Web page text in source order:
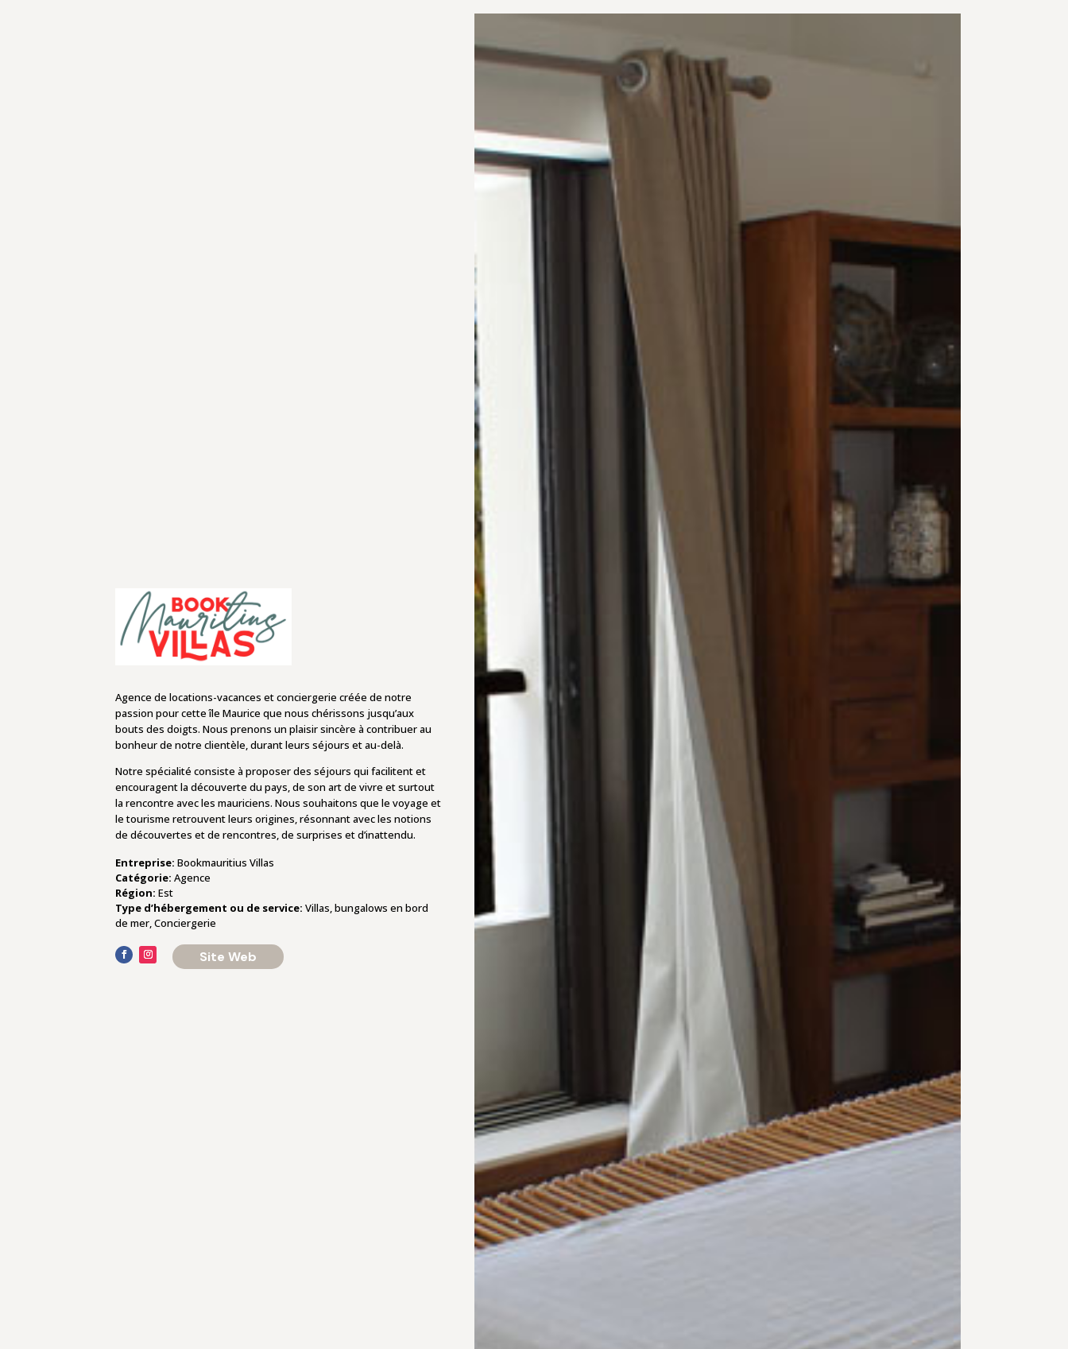
Agence de locations-vacances et conciergerie créée de notre
passion pour cette île Maurice que nous chérissons jusqu’aux
bouts des doigts. Nous prenons un plaisir sincère à contribuer au
bonheur de notre clientèle, durant leurs séjours et au-delà.
Notre spécialité consiste à proposer des séjours qui facilitent et
encouragent la découverte du pays, de son art de vivre et surtout
la rencontre avec les mauriciens. Nous souhaitons que le voyage et
le tourisme retrouvent leurs origines, résonnant avec les notions
de découvertes et de rencontres, de surprises et d’inattendu.
Entreprise: Bookmauritius Villas
Catégorie: Agence
Région: Est
Type d’hébergement ou de service: Villas, bungalows en bord
de mer, Conciergerie
Site Web